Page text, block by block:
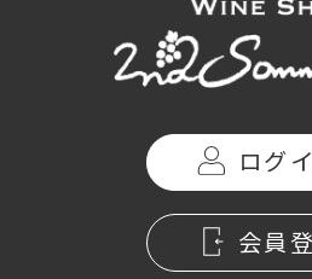
ログ
会員